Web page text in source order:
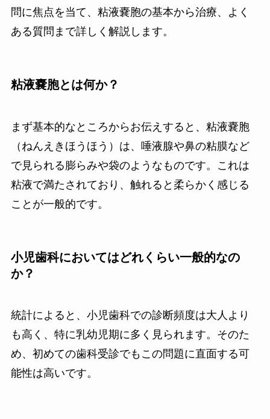
問に焦点を当て、粘液嚢胞の基本から治療、よく
ある質問まで詳しく解説します。
粘液嚢胞とは何か？
まず基本的なところからお伝えすると、粘液嚢胞
（ねんえきほうほう）は、唾液腺や鼻の粘膜など
で見られる膨らみや袋のようなものです。これは
粘液で満たされており、触れると柔らかく感じる
ことが一般的です。
小児歯科においてはどれくらい一般的なの
か？
統計によると、小児歯科での診断頻度は大人より
も高く、特に乳幼児期に多く見られます。そのた
め、初めての歯科受診でもこの問題に直面する可
能性は高いです。